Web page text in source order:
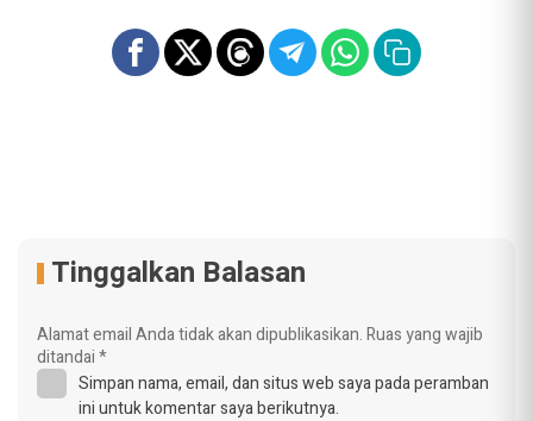
Tinggalkan Balasan
Alamat email Anda tidak akan dipublikasikan.Ruas yang wajib
ditandai*
Simpan nama, email, dan situs web saya pada peramban
ini untuk komentar saya berikutnya.